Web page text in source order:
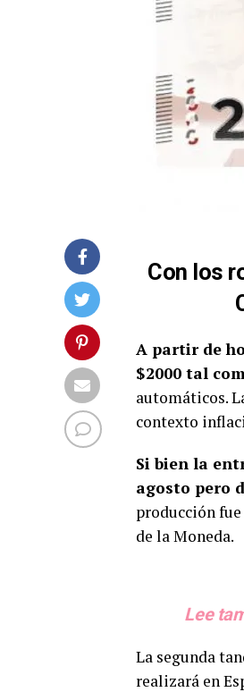
Con los
A partir de
$2000 tal
automáticos.
contexto
Si bien la
agosto pero
producción
de la Moneda.
Lee
La segunda
realizará en